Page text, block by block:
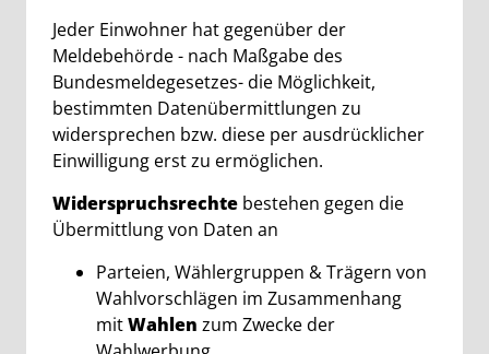
Jeder Einwohner hat gegenüber der
Meldebehörde - nach Maßgabe des
Bundesmeldegesetzes- die Möglichkeit,
bestimmten Datenübermittlungen zu
widersprechen bzw. diese per ausdrücklicher
Einwilligung erst zu ermöglichen.
Widerspruchsrechte bestehen gegen die
Übermittlung von Daten an
Parteien, Wählergruppen & Trägern von
Wahlvorschlägen im Zusammenhang
mitWahlen zum Zwecke der